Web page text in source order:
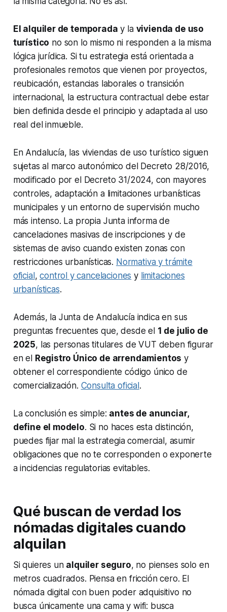
El alquiler de temporada y la vivienda de uso
turístico no son lo mismo ni responden a la misma
lógica jurídica. Si tu estrategia está orientada a
profesionales remotos que vienen por proyectos,
reubicación, estancias laborales o transición
internacional, la estructura contractual debe estar
bien definida desde el principio y adaptada al uso
real del inmueble.
En Andalucía, las viviendas de uso turístico siguen
sujetas al marco autonómico del Decreto 28/2016,
modificado por el Decreto 31/2024, con mayores
controles, adaptación a limitaciones urbanísticas
municipales y un entorno de supervisión mucho
más intenso. La propia Junta informa de
cancelaciones masivas de inscripciones y de
sistemas de aviso cuando existen zonas con
restricciones urbanísticas. Normativa y trámite
oficial ,control y cancelaciones y limitaciones
urbanísticas.
Además, la Junta de Andalucía indica en sus
preguntas frecuentes que, desde el 1 de julio de
2025, las personas titulares de VUT deben figurar
en el
Registro Único de arrendamientos y
obtener el correspondiente código único de
comercialización. Consulta oficial .
La conclusión es simple: antes de anunciar,
define el modelo. Si no haces esta distinción,
puedes fijar mal la estrategia comercial, asumir
obligaciones que no te corresponden o exponerte
a incidencias regulatorias evitables.
Qué buscan de verdad los
nómadas digitales cuando
alquilan
Si quieres un alquiler seguro, no pienses solo en
metros cuadrados. Piensa en fricción cero. El
nómada digital con buen poder adquisitivo no
busca únicamente una cama y wifi: busca